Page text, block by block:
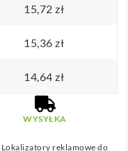
15,72 zł
15,36 zł
14,64 zł
WYSYŁKA
Lokalizatory reklamowe do